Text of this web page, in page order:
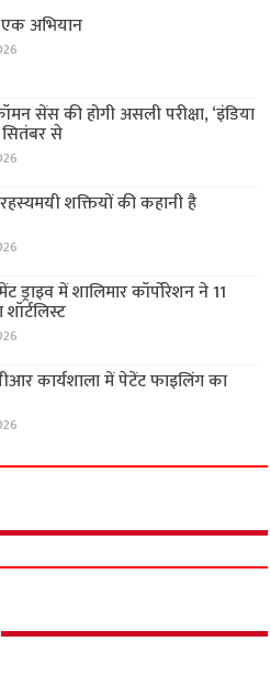
अभियान
सेंस की होगी असली परीक्षा, ‘इंडिया
से
शक्तियों की कहानी है
ड्राइव में शालिमार कॉर्पोरेशन ने 11
कार्यशाला में पेटेंट फाइलिंग का